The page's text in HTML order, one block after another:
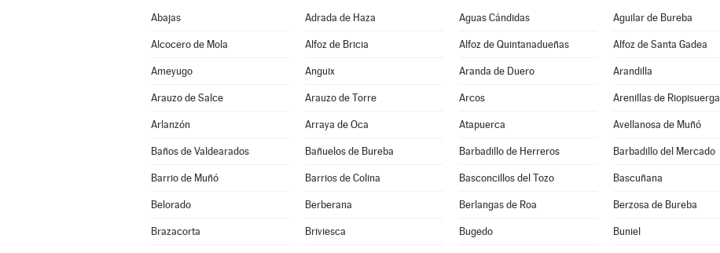
Abajas Adrada de Haza Aguas Cándidas Aguilar de Bureba
Alcocero de Mola Alfoz de Bricia Alfoz de Quintanadueñas Alfoz de Santa Gadea
Ameyugo Anguix Aranda de Duero Arandilla
Arauzo de Salce Arauzo de Torre Arcos Arenillas de Riopisuerga
Arlanzón Arraya de Oca Atapuerca Avellanosa de Muñó
Baños de Valdearados Bañuelos de Bureba Barbadillo de Herreros Barbadillo del Mercado
Barrio de Muñó Barrios de Colina Basconcillos del Tozo Bascuñana
Belorado Berberana Berlangas de Roa Berzosa de Bureba
Brazacorta Briviesca Bugedo Buniel